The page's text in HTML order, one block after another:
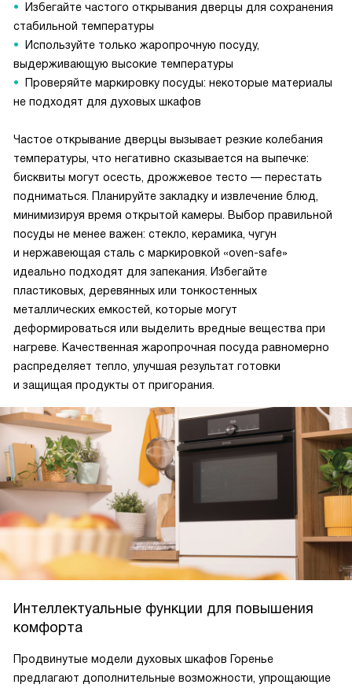
Избегайте частого открывания дверцы для сохранения
стабильной температуры
Используйте только жаропрочную посуду,
выдерживающую высокие температуры
Проверяйте маркировку посуды: некоторые материалы
не подходят для духовых шкафов
Частое открывание дверцы вызывает резкие колебания
температуры, что негативно сказывается на выпечке:
бисквиты могут осесть, дрожжевое тесто — перестать
подниматься. Планируйте закладку и извлечение блюд,
минимизируя время открытой камеры. Выбор правильной
посуды не менее важен: стекло, керамика, чугун
и нержавеющая сталь с маркировкой «oven-safe»
идеально подходят для запекания. Избегайте
пластиковых, деревянных или тонкостенных
металлических емкостей, которые могут
деформироваться или выделить вредные вещества при
нагреве. Качественная жаропрочная посуда равномерно
распределяет тепло, улучшая результат готовки
и защищая продукты от пригорания.
Интеллектуальные функции для повышения
комфорта
Продвинутые модели духовых шкафов Горенье
предлагают дополнительные возможности, упрощающие